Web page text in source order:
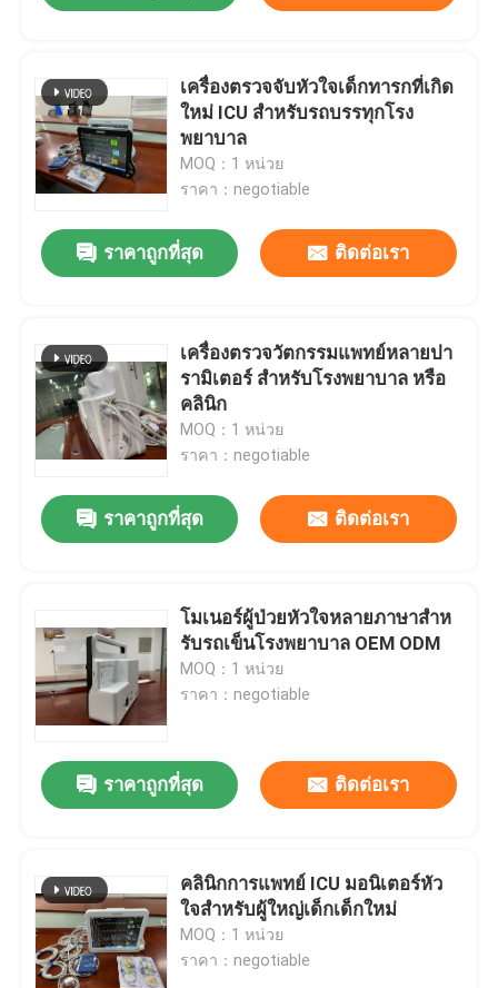
เครื่องตรวจจับหัวใจเด็กทารกที่เกิด
ใหม่ ICU สําหรับรถบรรทุกโรง
พยาบาล
MOQ：1 หน่วย
ราคา：negotiable
ราคาถูกที่สุด ติดต่อเรา
เครื่องตรวจวัตกรรมแพทย์หลายปา
รามิเตอร์ สําหรับโรงพยาบาล หรือ
คลินิก
MOQ：1 หน่วย
ราคา：negotiable
ราคาถูกที่สุด ติดต่อเรา
โมเนอร์ผู้ป่วยหัวใจหลายภาษาสําห
รับรถเข็นโรงพยาบาล OEM ODM
MOQ：1 หน่วย
ราคา：negotiable
ราคาถูกที่สุด ติดต่อเรา
คลินิกการแพทย์ ICU มอนิเตอร์หัว
ใจสําหรับผู้ใหญ่เด็กเด็กใหม่
MOQ：1 หน่วย
ราคา：negotiable